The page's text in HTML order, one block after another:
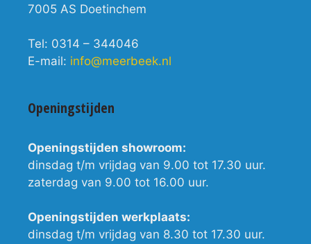
7005 AS Doetinchem
Tel: 0314 – 344046
E-mail: info@meerbeek.nl
Openingstijden
Openingstijden showroom:
dinsdag t/m vrijdag van 9.00 tot 17.30 uur.
zaterdag van 9.00 tot 16.00 uur.
Openingstijden werkplaats:
dinsdag t/m vrijdag van 8.30 tot 17.30 uur.